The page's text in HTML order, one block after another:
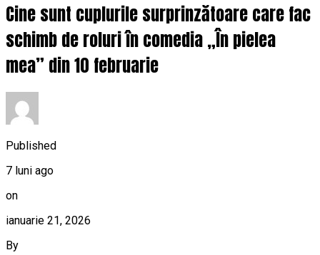
Cine sunt cuplurile surprinzătoare care fac
schimb de roluri în comedia „În pielea
mea” din 10 februarie
Published
7 luni ago
on
ianuarie 21, 2026
By